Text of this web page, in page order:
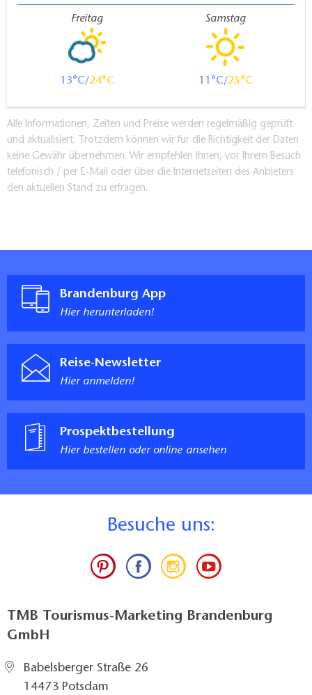
Freitag
13 24
Samstag
11 25
Alle Informationen, Zeiten und Preise werden regelmäßig geprüft
und aktualisiert. Trotzdem können wir für die Richtigkeit der Daten
keine Gewähr übernehmen. Wir empfehlen Ihnen, vor Ihrem Besuch
telefonisch / per E-Mail oder über die Internetseiten des Anbieters
den aktuellen Stand zu erfragen.
Brandenburg App
Hier herunterladen!
Reise-Newsletter
Hier anmelden!
Prospektbestellung
Hier bestellen oder online ansehen
Besuche uns:
TMB Tourismus-Marketing Brandenburg
GmbH
Babelsberger Straße 26
14473 Potsdam